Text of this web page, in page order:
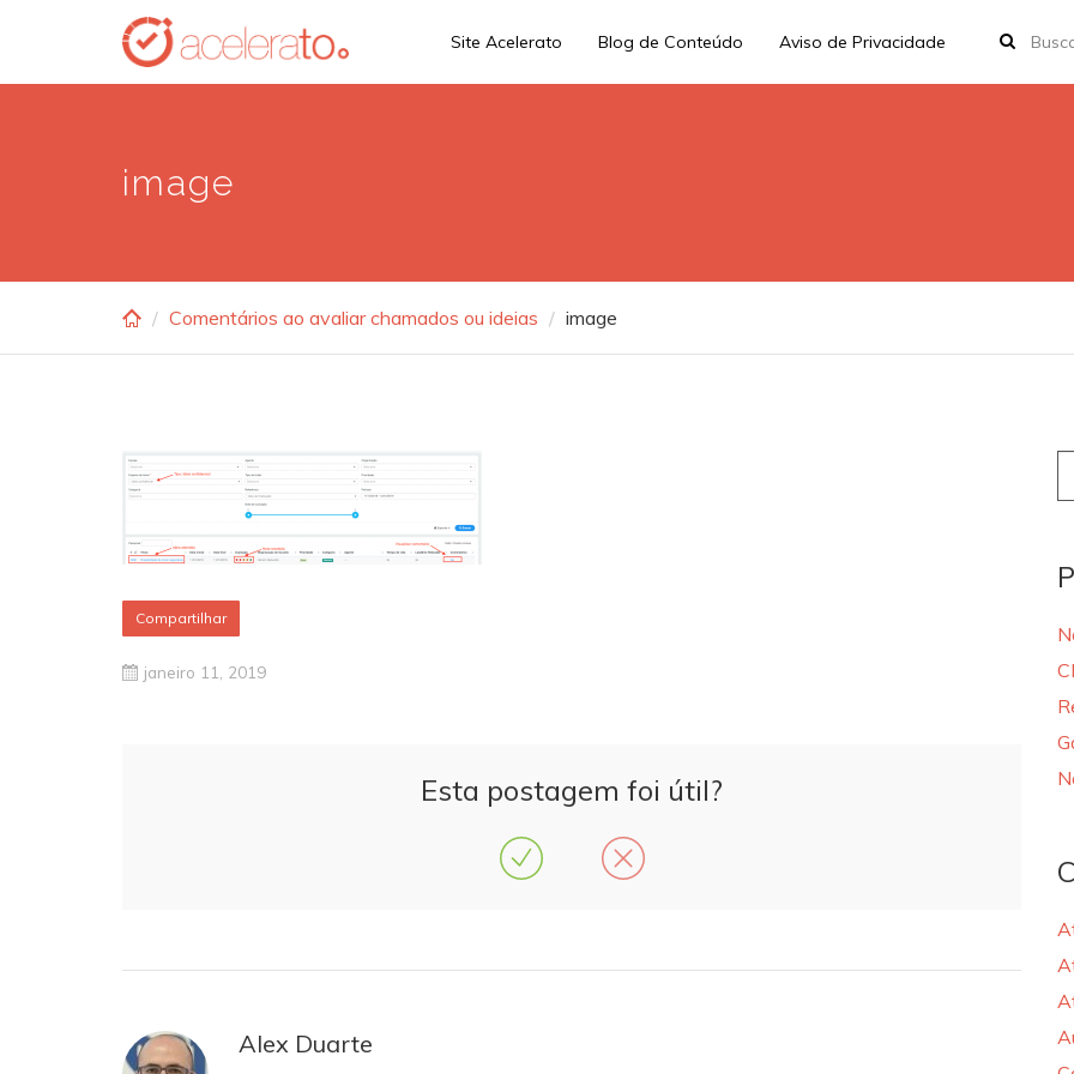
main
Site Acelerato Blog de Conteúdo Aviso de Privacidade
image
Comentários ao avaliar chamados ou ideias image
Compartilhar
janeiro 11, 2019
Esta postagem foi útil?
Alex Duarte